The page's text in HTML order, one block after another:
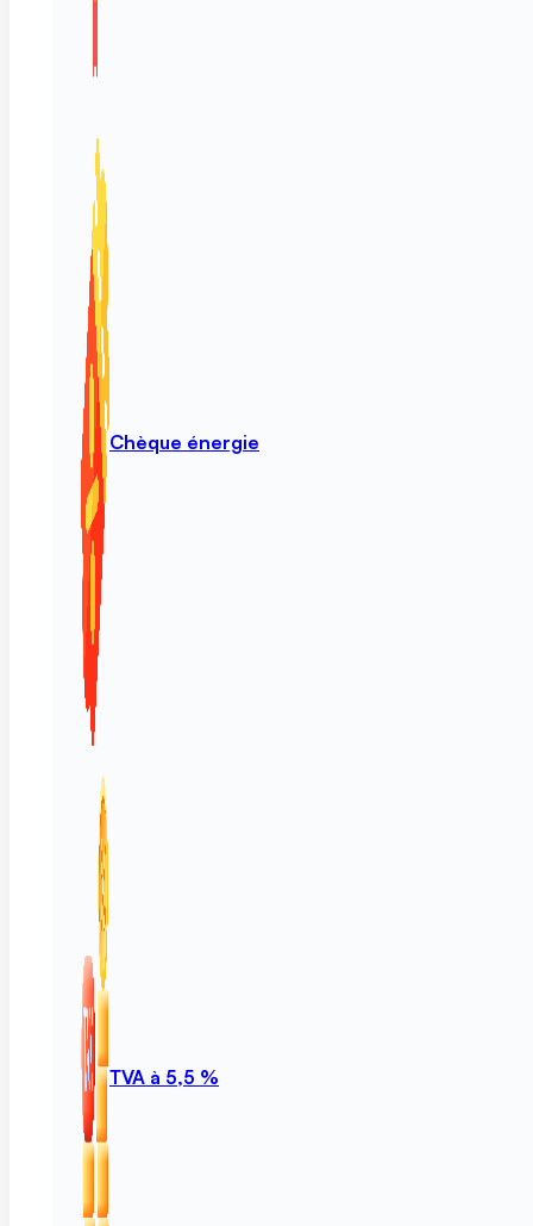
Chèque énergie
TVA à 5,5 %